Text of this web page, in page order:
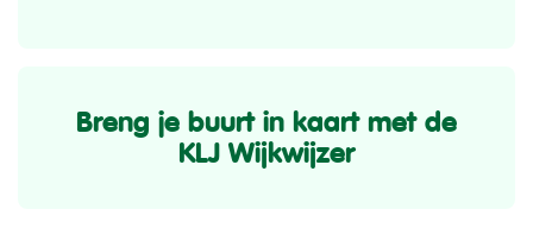
Breng je buurt in kaart met de
KLJ Wijkwijzer